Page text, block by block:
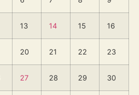
13 14 15 16
20 21 22 23
27 28 29 30